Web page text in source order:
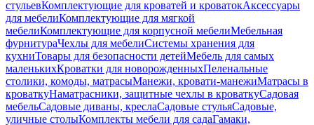
стульевКомплектующие для кроватей и кроватокАксессуары
для мебелиКомплектующие для мягкой
мебелиКомплектующие для корпусной мебелиМебельная
фурнитураЧехлы для мебелиСистемы хранения для
кухниТовары для безопасности детейМебель для самых
маленькихКроватки для новорожденныхПеленальные
столики, комоды, матрасыМанежи, кровати-манежиМатрасы в
кроваткуНаматрасники, защитные чехлы в кроваткуСадовая
мебельСадовые диваны, креслаСадовые стульяСадовые,
уличные столыКомплекты мебели для садаГамаки,